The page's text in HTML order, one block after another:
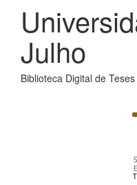
Julho
Biblioteca Digital de